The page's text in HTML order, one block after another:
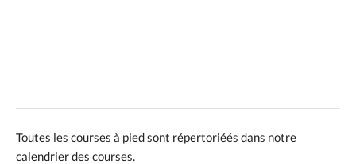
Toutes les courses à pied sont répertoriéés dans notre
calendrier des courses.